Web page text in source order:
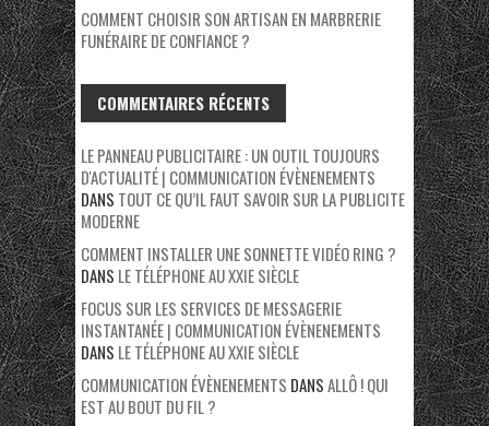
COMMENT CHOISIR SON ARTISAN EN MARBRERIE
FUNÉRAIRE DE CONFIANCE ?
COMMENTAIRES RÉCENTS
LE PANNEAU PUBLICITAIRE : UN OUTIL TOUJOURS
D'ACTUALITÉ | COMMUNICATION ÉVÈNENEMENTS
DANS TOUT CE QU’IL FAUT SAVOIR SUR LA PUBLICITE
MODERNE
COMMENT INSTALLER UNE SONNETTE VIDÉO RING ?
DANS LE TÉLÉPHONE AU XXIE SIÈCLE
FOCUS SUR LES SERVICES DE MESSAGERIE
INSTANTANÉE | COMMUNICATION ÉVÈNENEMENTS
DANS LE TÉLÉPHONE AU XXIE SIÈCLE
COMMUNICATION ÉVÈNENEMENTS DANSALLÔ ! QUI
EST AU BOUT DU FIL ?